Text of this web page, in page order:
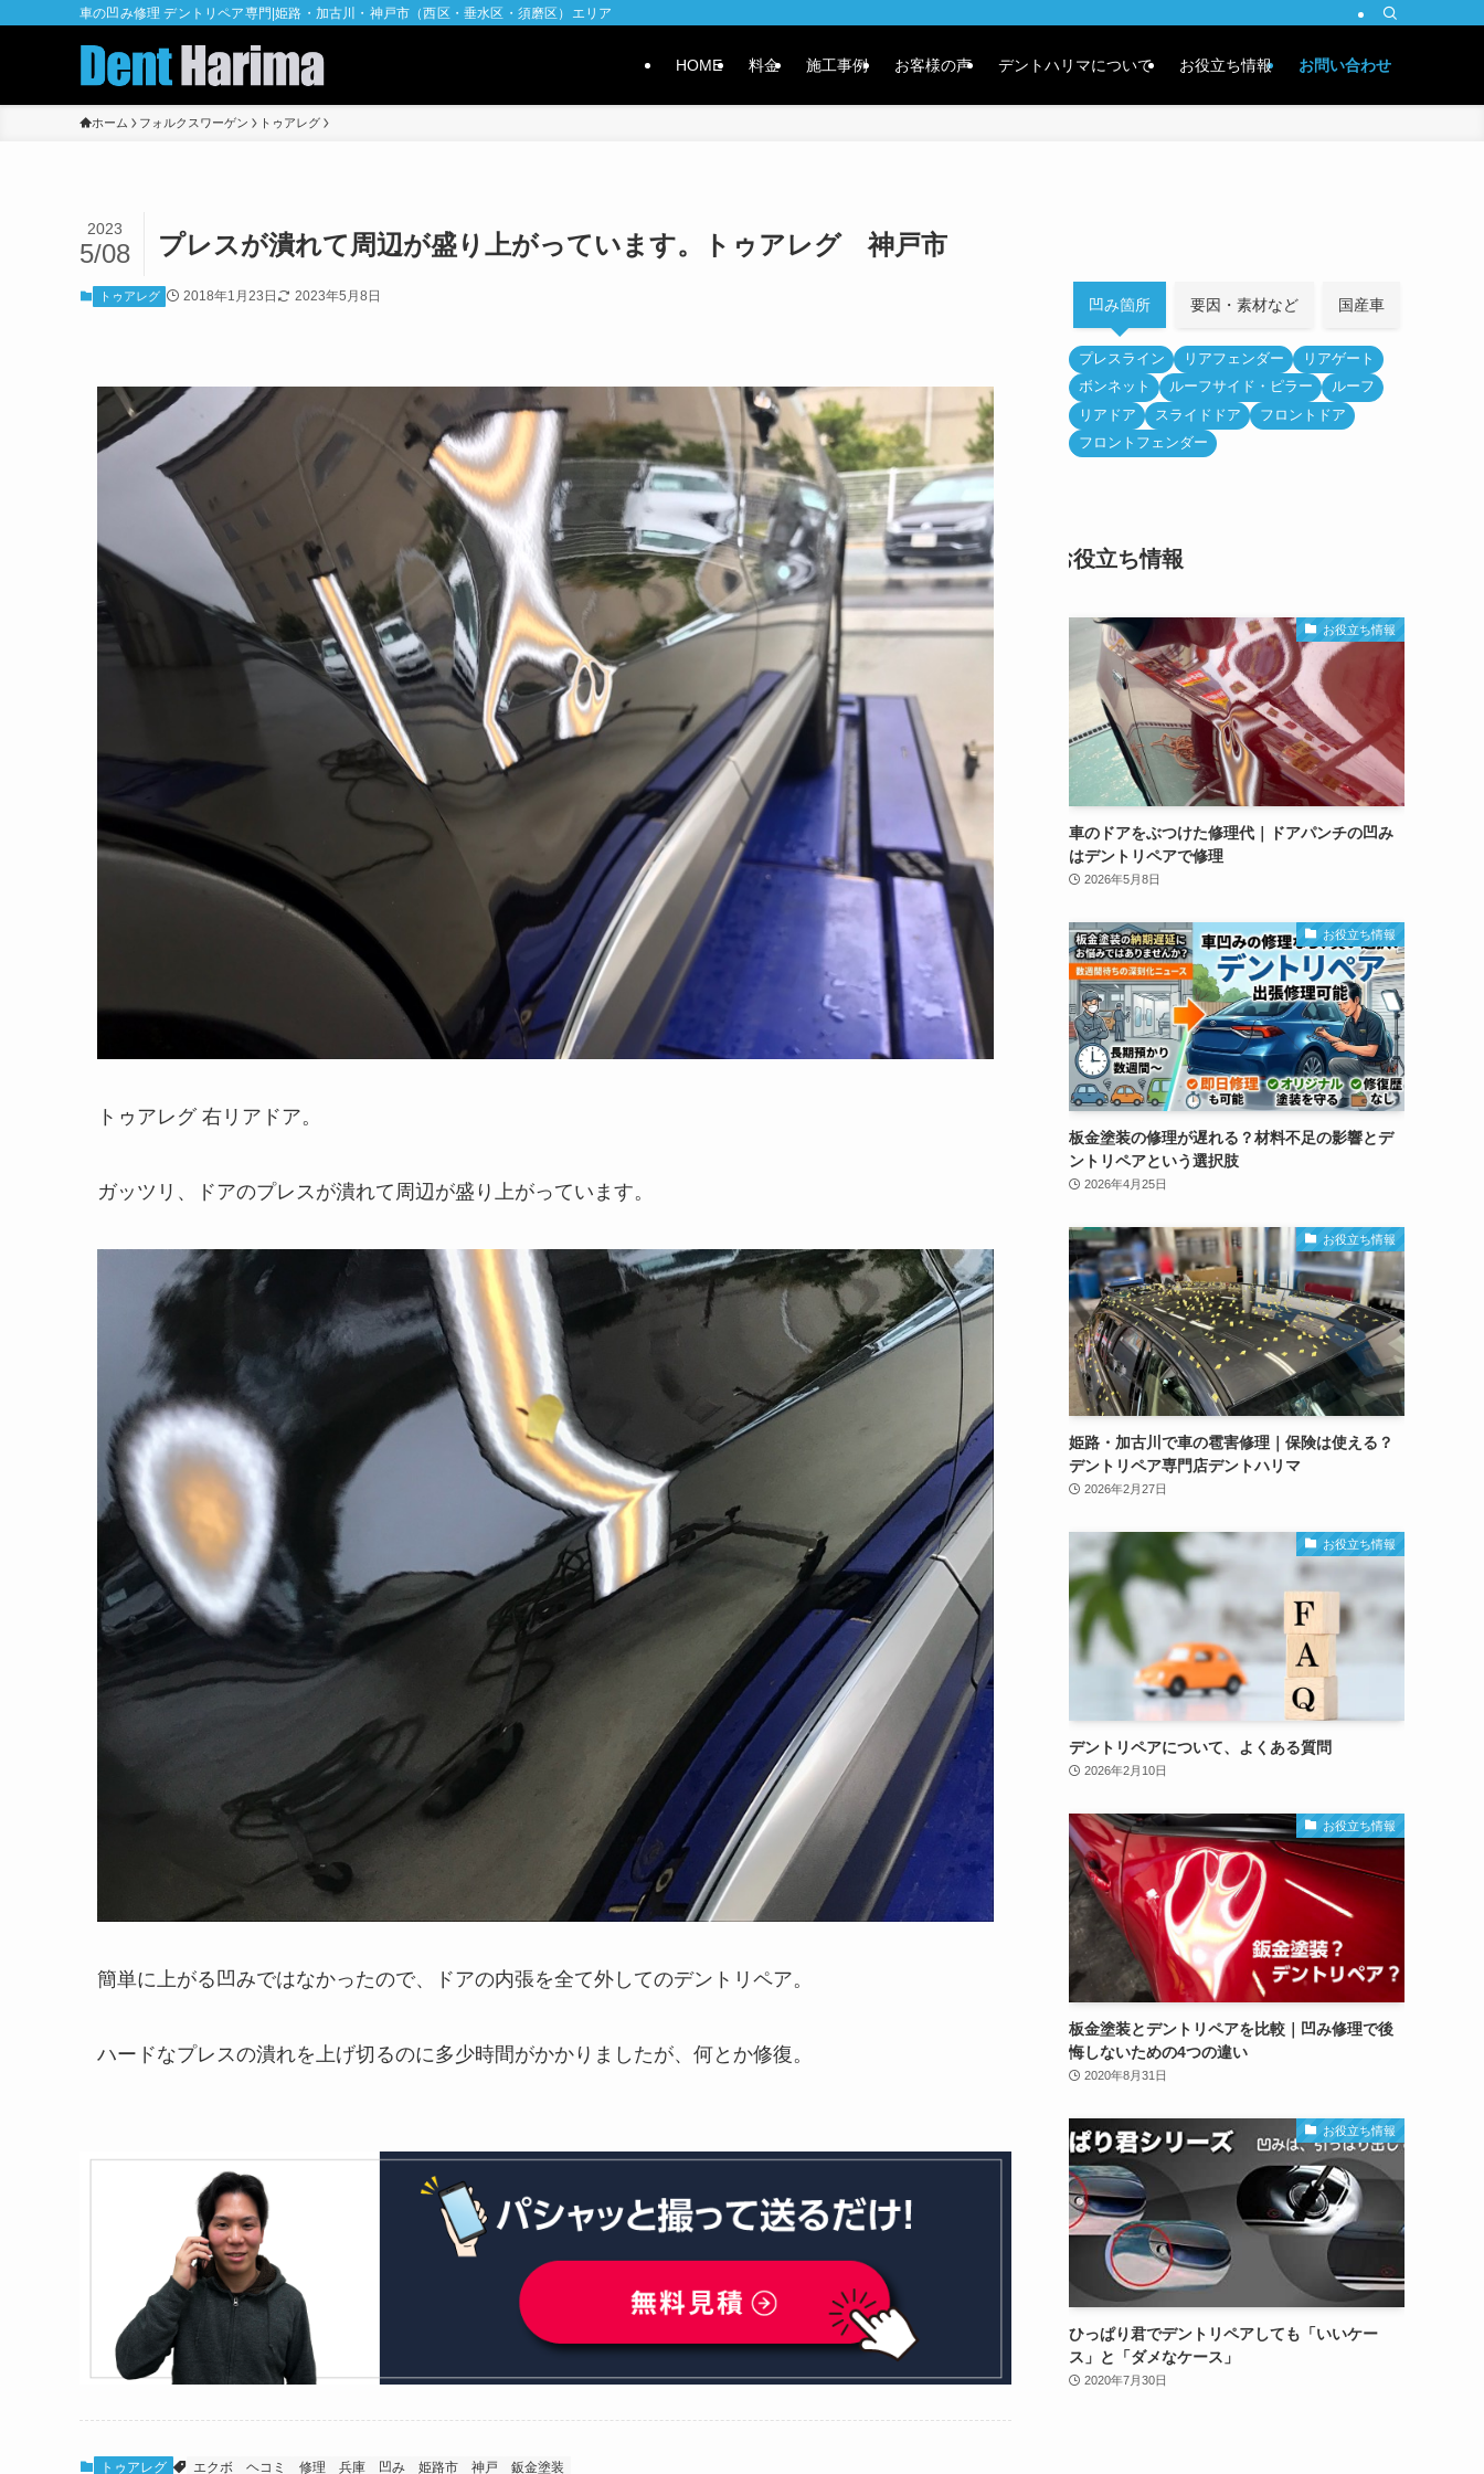
車の凹み修理 デントリペア専門|姫路・加古川・神戸市（西区・垂水区・須磨区）エリア
HOME 料金 施工事例 お客様の声 デントハリマについて お役立ち情報 お問い合わせ
ホーム フォルクスワーゲン トゥアレグ
プレスが潰れて周辺が盛り上がっています。トゥアレグ 神戸市
2023
5/08
トゥアレグ 2018年1月23日 2023年5月8日
トゥアレグ 右リアドア。
ガッツリ、ドアのプレスが潰れて周辺が盛り上がっています。
簡単に上がる凹みではなかったので、ドアの内張を全て外してのデントリペア。
ハードなプレスの潰れを上げ切るのに多少時間がかかりましたが、何とか修復。
トゥアレグ エクボ ヘコミ 修理 兵庫 凹み 姫路市 神戸 鈑金塗装
凹み箇所 要因・素材など 国産車
プレスライン リアフェンダー
リアゲート
ボンネット
ルーフサイド・ピラー
ルーフ
リアドア
スライドドア
フロントドア
フロントフェンダー
お役立ち情報
お役立ち情報
車のドアをぶつけた修理代｜ドアパンチの凹み
はデントリペアで修理
2026年5月8日
お役立ち情報
板金塗装の修理が遅れる？材料不足の影響とデ
ントリペアという選択肢
2026年4月25日
お役立ち情報
姫路・加古川で車の雹害修理｜保険は使える？
デントリペア専門店デントハリマ
2026年2月27日
お役立ち情報
デントリペアについて、よくある質問
2026年2月10日
お役立ち情報
板金塗装とデントリペアを比較｜凹み修理で後
悔しないための4つの違い
2020年8月31日
お役立ち情報
ひっぱり君でデントリペアしても「いいケー
ス」と「ダメなケース」
2020年7月30日